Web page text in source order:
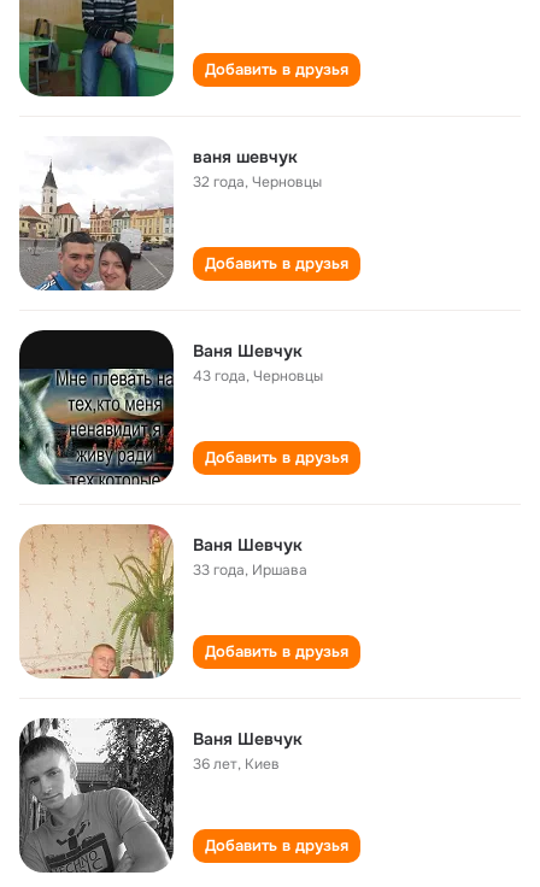
Добавить в друзья
ваня шевчук
32 года,Черновцы
Добавить в друзья
Ваня Шевчук
43 года,Черновцы
Добавить в друзья
Ваня Шевчук
33 года, Иршава
Добавить в друзья
Ваня Шевчук
36 лет, Киев
Добавить в друзья